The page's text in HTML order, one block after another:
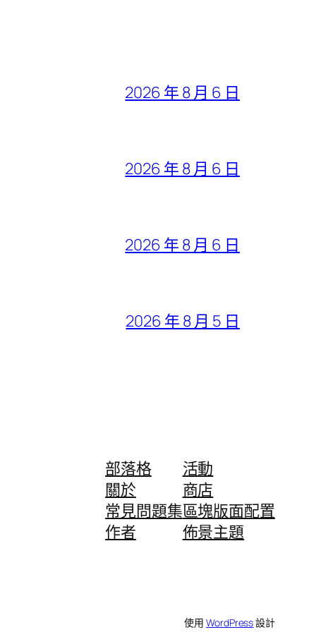
2026 年 8 月 6 日
2026 年 8 月 6 日
2026 年 8 月 6 日
2026 年 8 月 5 日
部落格
關於
常見問題集
作者
活動
商店
區塊版面配置
佈景主題
使用WordPress設計